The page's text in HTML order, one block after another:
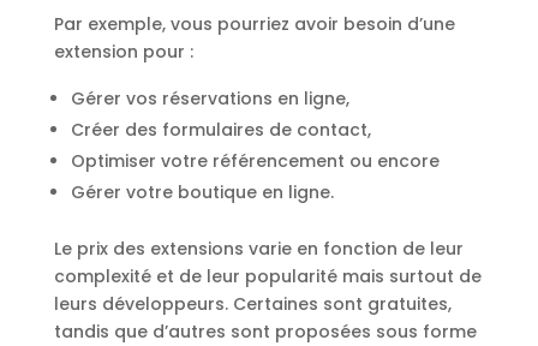
Par exemple, vous pourriez avoir besoin d’une
extension pour :
Gérer vos réservations en ligne,
Créer des formulaires de contact,
Optimiser votre référencement ou encore
Gérer votre boutique en ligne.
Le prix des extensions varie en fonction de leur
complexité et de leur popularité mais surtout de
leurs développeurs. Certaines sont gratuites,
tandis que d’autres sont proposées sous forme